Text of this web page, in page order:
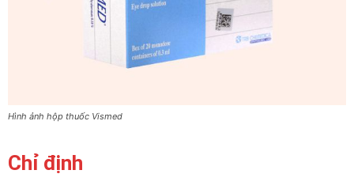
Hình ảnh hộp thuốc Vismed
Chỉ định